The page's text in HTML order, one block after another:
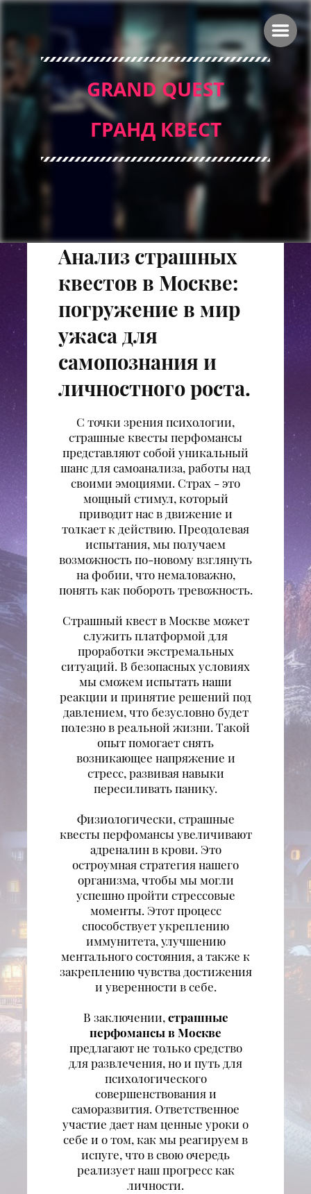
GRAND QUEST
ГРАНД КВЕСТ
Анализ страшных
квестов в Москве:
погружение в мир
ужаса для
самопознания и
личностного роста.
С точки зрения психологии,
страшные квесты перфомансы
представляют собой уникальный
шанс для самоанализа, работы над
своими эмоциями. Страх - это
мощный стимул, который
приводит нас в движение и
толкает к действию. Преодолевая
испытания, мы получаем
возможность по-новому взглянуть
на фобии, что немаловажно,
понять как побороть тревожность.
Страшный квеств Москве может
служить платформой для
проработки экстремальных
ситуаций. В безопасных условиях
мы сможем испытать наши
реакции и принятие решений под
давлением, что безусловно будет
полезно в реальной жизни. Такой
опыт помогает снять
возникающее напряжение и
стресс, развивая навыки
пересиливать панику.
Физиологически, страшные
квесты перфомансы увеличивают
адреналин в крови. Это
остроумная стратегия нашего
организма, чтобы мы могли
успешно пройти стрессовые
моменты. Этот процесс
способствует укреплению
иммунитета, улучшению
ментального состояния, а также к
закреплению чувства достижения
и уверенности в себе.
В заключении,страшные
перфомансы в Москве
предлагают не только средство
для развлечения, но и путь для
психологического
совершенствования и
саморазвития. Ответственное
участие дает нам ценные уроки о
себе и о том, как мы реагируем в
испуге, что в свою очередь
реализует наш прогресс как
личности.